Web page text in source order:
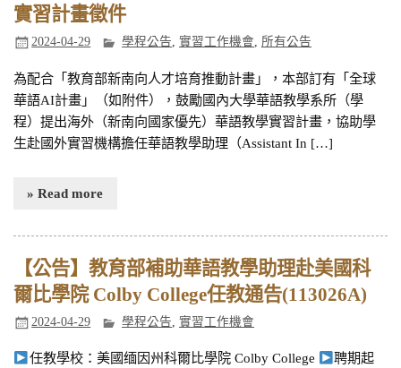
實習計畫徵件
2024-04-29 學程公告,實習工作機會, 所有公告
為配合「教育部新南向人才培育推動計畫」，本部訂有「全球
華語AI計畫」（如附件），鼓勵國內大學華語教學系所（學
程）提出海外（新南向國家優先）華語教學實習計畫，協助學
生赴國外實習機構擔任華語教學助理（Assistant In […]
» Read more
【公告】教育部補助華語教學助理赴美國科
爾比學院 Colby College任教通告(113026A)
2024-04-29 學程公告,實習工作機會
任教學校：美國缅因州科爾比學院 Colby College
聘期起